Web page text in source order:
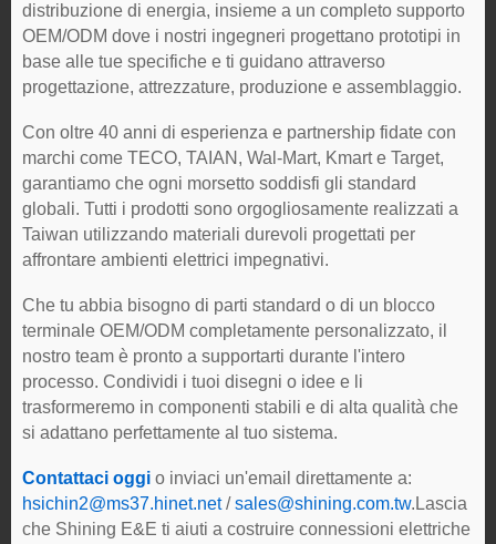
distribuzione di energia, insieme a un completo supporto
OEM/ODM dove i nostri ingegneri progettano prototipi in
base alle tue specifiche e ti guidano attraverso
progettazione, attrezzature, produzione e assemblaggio.
Con oltre 40 anni di esperienza e partnership fidate con
marchi come TECO, TAIAN, Wal-Mart, Kmart e Target,
garantiamo che ogni morsetto soddisfi gli standard
globali. Tutti i prodotti sono orgogliosamente realizzati a
Taiwan utilizzando materiali durevoli progettati per
affrontare ambienti elettrici impegnativi.
Che tu abbia bisogno di parti standard o di un blocco
terminale OEM/ODM completamente personalizzato, il
nostro team è pronto a supportarti durante l'intero
processo. Condividi i tuoi disegni o idee e li
trasformeremo in componenti stabili e di alta qualità che
si adattano perfettamente al tuo sistema.
Contattaci oggi o inviaci un'email direttamente a:
hsichin2@ms37.hinet.net/sales@shining.com.tw.Lascia
che Shining E&E ti aiuti a costruire connessioni elettriche